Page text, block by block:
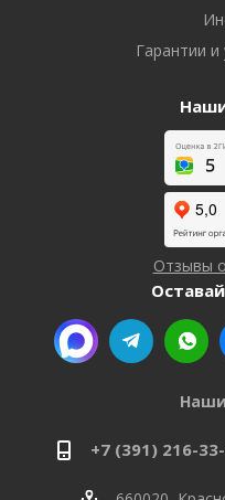
Гарантии
Отзывы
+7 (391) 216-